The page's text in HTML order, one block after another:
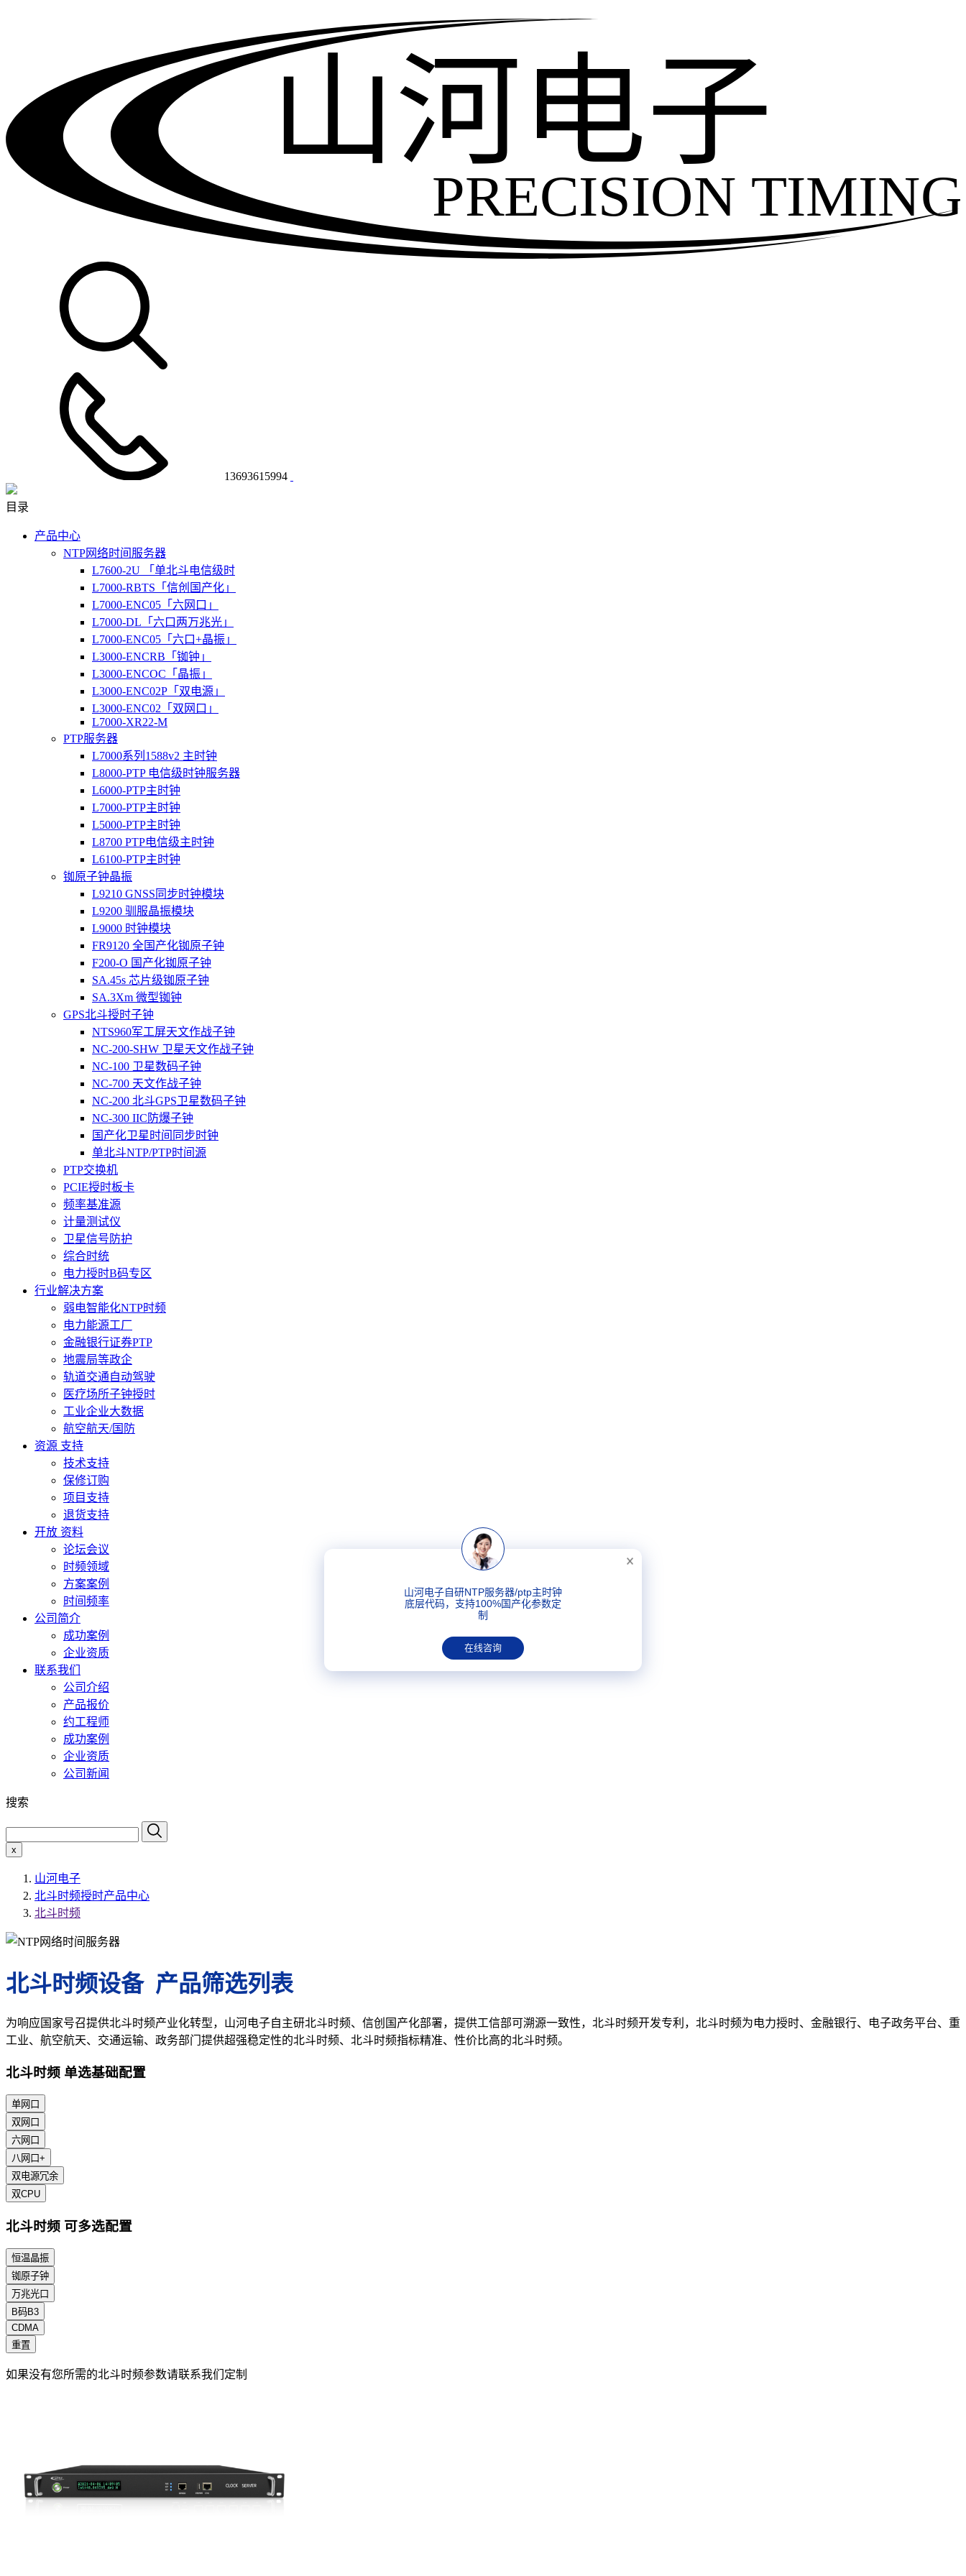
PRECISION TIMING
山河电子
13693615994
目录
产品中心
NTP网络时间服务器
L7600-2U 「单北斗电信级时
L7000-RBTS「信创国产化」
L7000-ENC05「六网口」
L7000-DL「六口两万兆光」
L7000-ENC05「六口+晶振」
L3000-ENCRB「铷钟」
L3000-ENCOC「晶振」
L3000-ENC02P「双电源」
L3000-ENC02「双网口」
L7000-XR22-M
PTP服务器
L7000系列1588v2 主时钟
L8000-PTP 电信级时钟服务器
L6000-PTP主时钟
L7000-PTP主时钟
L5000-PTP主时钟
L8700 PTP电信级主时钟
L6100-PTP主时钟
铷原子钟晶振
L9210 GNSS同步时钟模块
L9200 驯服晶振模块
L9000 时钟模块
FR9120 全国产化铷原子钟
F200-O 国产化铷原子钟
SA.45s 芯片级铷原子钟
SA.3Xm 微型铷钟
GPS北斗授时子钟
NTS960军工屏天文作战子钟
NC-200-SHW 卫星天文作战子钟
NC-100 卫星数码子钟
NC-700 天文作战子钟
NC-200 北斗GPS卫星数码子钟
NC-300 IIC防爆子钟
国产化卫星时间同步时钟
单北斗NTP/PTP时间源
PTP交换机
PCIE授时板卡
频率基准源
计量测试仪
卫星信号防护
综合时统
电力授时B码专区
行业解决方案
弱电智能化NTP时频
电力能源工厂
金融银行证券PTP
地震局等政企
轨道交通自动驾驶
医疗场所子钟授时
工业企业大数据
航空航天/国防
资源 支持
技术支持
保修订购
项目支持
退货支持
开放 资料
论坛会议
时频领域
方案案例
时间频率
公司简介
成功案例
企业资质
联系我们
公司介绍
产品报价
约工程师
成功案例
企业资质
公司新闻
搜索
x
山河电子
北斗时频授时产品中心
北斗时频
北斗时频设备 产品筛选列表
为响应国家号召提供北斗时频产业化转型，山河电子自主研北斗时频、信创国产化部署，提供工信部可溯源一致性，北斗时频开发专利，北斗时频为电力授时、金融银行、电子政务平台、重
工业、航空航天、交通运输、政务部门提供超强稳定性的北斗时频、北斗时频指标精准、性价比高的北斗时频。
北斗时频 单选基础配置
单网口
双网口
六网口
八网口+
双电源冗余
双CPU
北斗时频 可多选配置
恒温晶振
铷原子钟
万兆光口
B码B3
CDMA
重置
如果没有您所需的北斗时频参数请联系我们定制
山河电子自研NTP服务器/ptp主时钟
底层代码，支持100%国产化参数定
制
在线咨询